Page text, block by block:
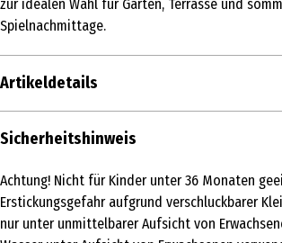
zur idealen Wahl für Garten, Terrasse und
Spielnachmittage.
Artikeldetails
Inhalt
Produkttyp
Plansch und Schwimmbecken
Sicherheitshinweis
Achtung! Nicht für Kinder unter 36 Monaten
Erstickungsgefahr aufgrund verschluckbarer
nur unter unmittelbarer Aufsicht von